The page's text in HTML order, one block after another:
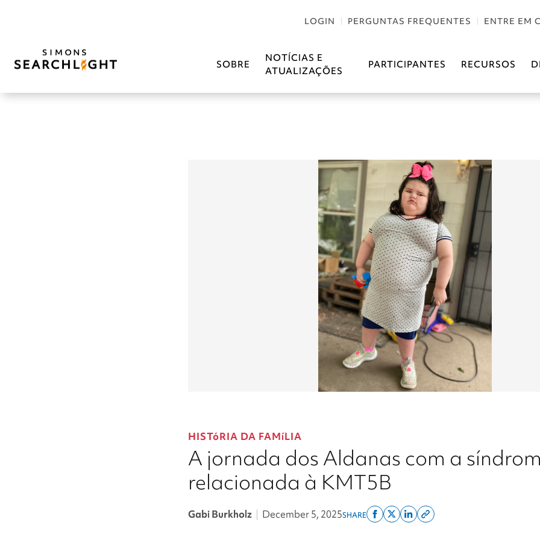
LOGIN PERGUNTAS FREQUENTES ENTRE EM
SOBRE
NOTÍCIAS E
ATUALIZAÇÕES
PARTICIPANTES RECURSOS
HISTóRIA DA FAMíLIA
A jornada dos Aldanas com a
relacionada à KMT5B
Gabi Burkholz December 5, 2025SHARE
ShareShareShareCopy